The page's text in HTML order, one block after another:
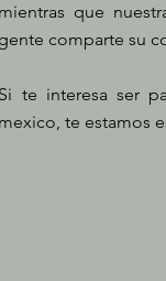
que
comparte su
te interesa ser
te estamos